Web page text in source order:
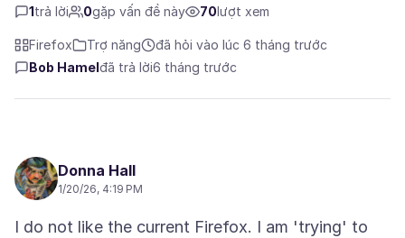
1trả lời 0gặp vấn đề này 70lượt xem
Firefox Trợ năng
đã hỏi vào lúc 6 tháng trước
Bob Hamelđã trả lời6 tháng trước
Donna Hall
1/20/26, 4:19 PM
I do not like the current Firefox. I am 'trying' to